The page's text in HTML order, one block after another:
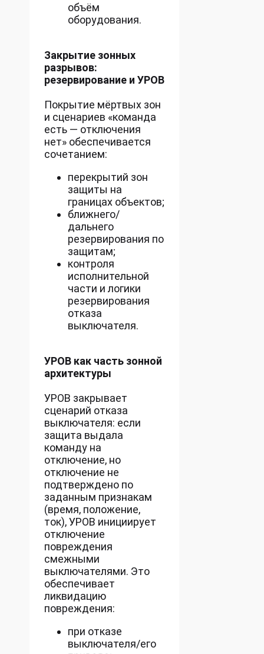
объём
оборудования.
Закрытие зонных
разрывов:
резервирование и УРОВ
Покрытие мёртвых зон
и сценариев «команда
есть — отключения
нет» обеспечивается
сочетанием:
перекрытий зон
защиты на
границах объектов;
ближнего/
дальнего
резервирования по
защитам;
контроля
исполнительной
части и логики
резервирования
отказа
выключателя.
УРОВ как часть зонной
архитектуры
УРОВ закрывает
сценарий отказа
выключателя: если
защита выдала
команду на
отключение, но
отключение не
подтверждено по
заданным признакам
(время, положение,
ток), УРОВ инициирует
отключение
повреждения
смежными
выключателями. Это
обеспечивает
ликвидацию
повреждения:
при отказе
выключателя/его